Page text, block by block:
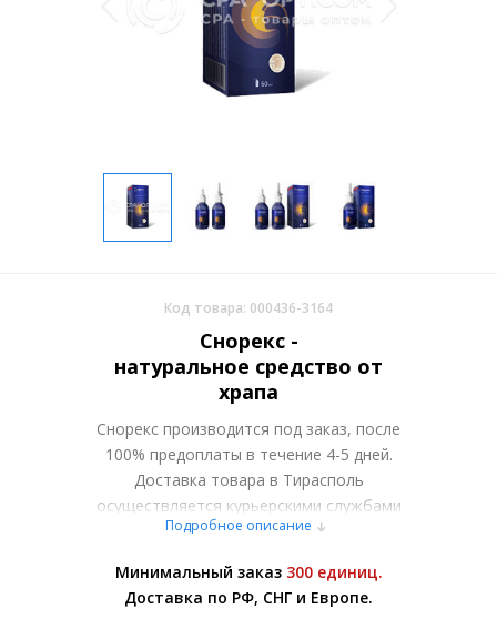
Код товара: 000436-3164
Снорекс -
натуральное средство от
храпа
Снорекс производится под заказ, после
100% предоплаты в течение 4-5 дней.
Доставка товара в Тирасполь
осуществляется курьерскими службами
или самовывозом со склада в Москве.
менеджером.
Оплата производится в рублях. Цены на
Подробное описание
Минимальный заказ 300 единиц.
Доставка по РФ, СНГ и Европе.